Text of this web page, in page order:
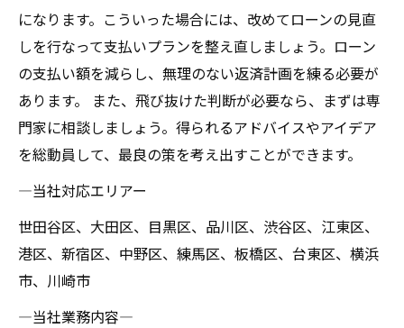
になります。こういった場合には、改めてローンの見直
しを行なって支払いプランを整え直しましょう。ローン
の支払い額を減らし、無理のない返済計画を練る必要が
あります。 また、飛び抜けた判断が必要なら、まずは専
門家に相談しましょう。得られるアドバイスやアイデア
を総動員して、最良の策を考え出すことができます。
―当社対応エリアー
世田谷区、大田区、目黒区、品川区、渋谷区、江東区、
港区、新宿区、中野区、練馬区、板橋区、台東区、横浜
市、川崎市
―当社業務内容―